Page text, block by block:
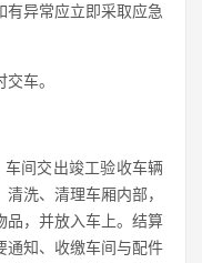
有异常应立即采取应急
车。
间交出竣工验收车辆
洗、清理车厢内部，
品，并放入车上。结算
通知、收缴车间与配件